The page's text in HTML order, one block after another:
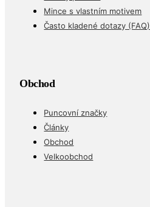
Mince s vlastním motivem
Často kladené dotazy (FAQ)
Obchod
Puncovní značky
Články
Obchod
Velkoobchod